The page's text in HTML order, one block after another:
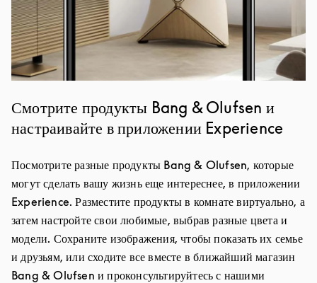
Смотрите продукты Bang & Olufsen и
настраивайте в приложении Experience
Посмотрите разные продукты Bang & Olufsen, которые
могут сделать вашу жизнь еще интереснее, в приложении
Experience. Разместите продукты в комнате виртуально, а
затем настройте свои любимые, выбрав разные цвета и
модели. Сохраните изображения, чтобы показать их семье
и друзьям, или сходите все вместе в ближайший магазин
Bang & Olufsen и проконсультируйтесь с нашими